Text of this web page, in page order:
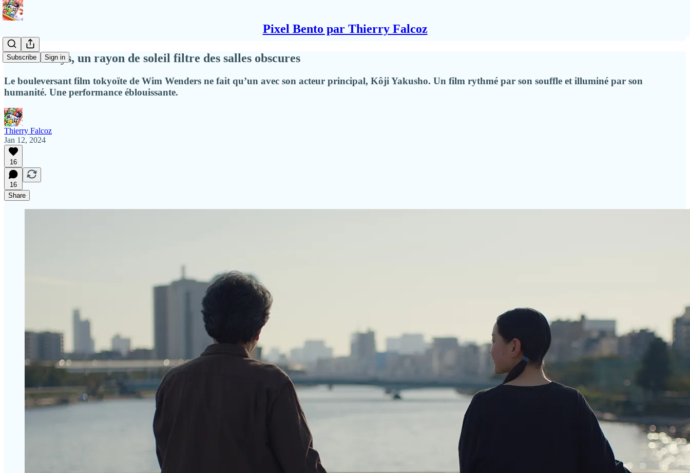
Pixel Bento par Thierry Falcoz
Subscribe Sign in
Perfect Days, un rayon de soleil filtre des salles obscures
Le bouleversant film tokyoïte de Wim Wenders ne fait qu’un avec son acteur principal, Kôji Yakusho. Un film rythmé par son souffle et illuminé par son
humanité. Une performance éblouissante.
Thierry Falcoz
Jan 12, 2024
16
16
Share